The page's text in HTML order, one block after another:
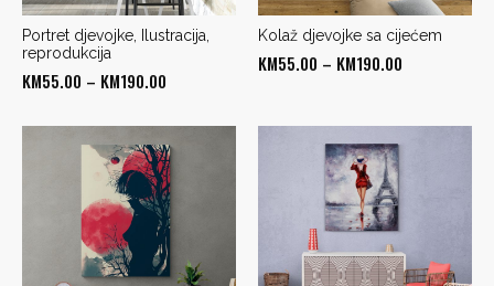
Portret djevojke, Ilustracija,
reprodukcija
KM55.00 – KM190.00
through
KM190.00
Kolaž djevojke sa cijećem
KM55.00 – KM190.00